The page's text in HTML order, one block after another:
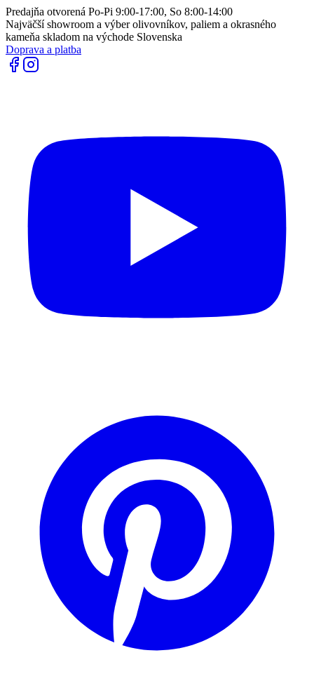
Predajňa otvorená Po-Pi 9:00-17:00, So 8:00-14:00
Najväčší showroom a výber olivovníkov, paliem a okrasného
kameňa skladom na východe Slovenska
Doprava a platba